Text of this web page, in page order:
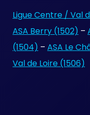
Ligue Centre / Val
ASA Berry (1502) –
(1504) – ASA Le
Val de Loire (1506)